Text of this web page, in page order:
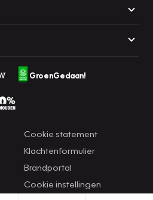
GroenGedaan!
Cookie statement
Klachtenformulier
Brandportal
Cookie instellingen